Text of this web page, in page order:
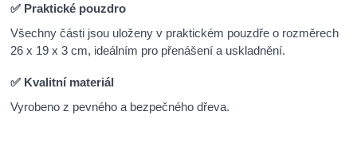
✅ Praktické pouzdro
Všechny části jsou uloženy v praktickém pouzdře o rozměrech
26 x 19 x 3 cm, ideálním pro přenášení a uskladnění.
✅ Kvalitní materiál
Vyrobeno z pevného a bezpečného dřeva.